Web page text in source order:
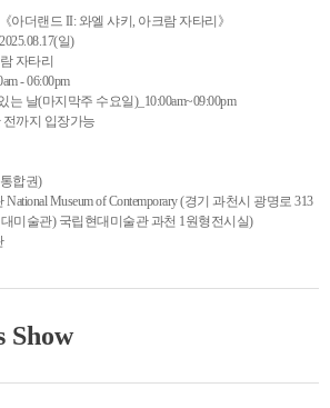
아더랜드 II: 와엘 샤키, 아크람 자타리》
일)
자타리
- 06:00pm
는 날(마지막주 수요일)_10:00am~09:00pm
까지 입장가능
합권)
Museum of Contemporary (경기 과천시 광명로 313
미술관) 국립현대미술관 과천 1원형전시실)
Show